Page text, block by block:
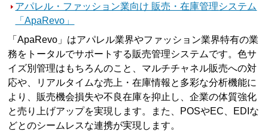
アパレル・ファッション業向け 販売・在庫管理システム
「ApaRevo」
「ApaRevo」はアパレル業界やファッション業界特有の業
務をトータルでサポートする販売管理システムです。色サ
イズ別管理はもちろんのこと、マルチチャネル販売への対
応や、リアルタイムな売上・在庫情報と多彩な分析機能に
より、販売機会損失や不良在庫を抑止し、企業の体質強化
と売り上げアップを実現します。また、POSやEC、EDIな
どとのシームレスな連携が実現します。